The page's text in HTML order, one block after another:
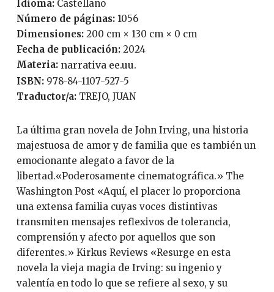
Idioma:
Castellano
Número de páginas: 1056
Dimensiones: 200 cm × 130 cm × 0 cm
Fecha de publicación:
2024
Materia: narrativa ee.uu.
ISBN:
978-84-1107-527-5
Traductor/a:
TREJO, JUAN
La última gran novela de John Irving, una historia
majestuosa de amor y de familia que es también un
emocionante alegato a favor de la
libertad.«Poderosamente cinematográfica.» The
Washington Post «Aquí, el placer lo proporciona
una extensa familia cuyas voces distintivas
transmiten mensajes reflexivos de tolerancia,
comprensión y afecto por aquellos que son
diferentes.» Kirkus Reviews «Resurge en esta
novela la vieja magia de Irving: su ingenio y
valentía en todo lo que se refiere al sexo, y su